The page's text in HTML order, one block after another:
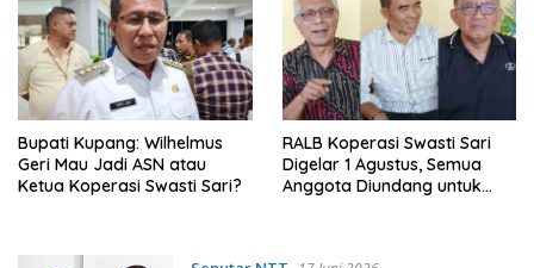
Bupati Kupang: Wilhelmus
Geri Mau Jadi ASN atau
Ketua Koperasi Swasti Sari?
RALB Koperasi Swasti Sari
Digelar 1 Agustus, Semua
Anggota Diundang untuk